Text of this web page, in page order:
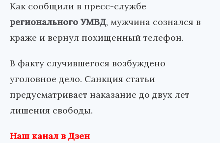
Как сообщили в пресс-службе
регионального УМВД, мужчина сознался в
краже и вернул похищенный телефон.
В факту случившегося возбуждено
уголовное дело. Санкция статьи
предусматривает наказание до двух лет
лишения свободы.
Наш канал в Дзен